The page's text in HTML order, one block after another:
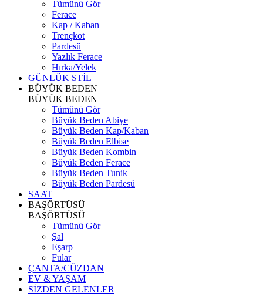
Tümünü Gör
Ferace
Kap / Kaban
Trençkot
Pardesü
Yazlık Ferace
Hırka/Yelek
GÜNLÜK STİL
BÜYÜK BEDEN
BÜYÜK BEDEN
Tümünü Gör
Büyük Beden Abiye
Büyük Beden Kap/Kaban
Büyük Beden Elbise
Büyük Beden Kombin
Büyük Beden Ferace
Büyük Beden Tunik
Büyük Beden Pardesü
SAAT
BAŞÖRTÜSÜ
BAŞÖRTÜSÜ
Tümünü Gör
Şal
Eşarp
Fular
ÇANTA/CÜZDAN
EV & YAŞAM
SİZDEN GELENLER